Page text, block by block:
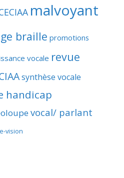
malvoyant
braille promotions
vocale revue
synthèse vocale
handicap
vocal/ parlant
vision